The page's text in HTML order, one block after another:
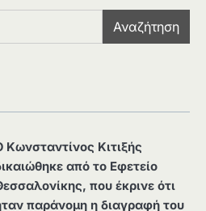
Αναζήτηση
Κωνσταντίνος Κιτιξής
από το Εφετείο
που έκρινε ότι
παράνομη η διαγραφή του